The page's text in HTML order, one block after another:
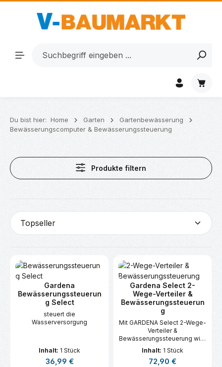
Zum Hauptinhalt springen
Du bist hier: Home Garten
Gartenbewässerung
Bewässerungscomputer & Bewässerungssteuerung
Produkte filtern
Gardena
Bewässerungssteuerun
g Select
steuert die
Wasserversorgung
Inhalt: 1 Stück
Regulärer Preis:
36,99 €
Gardena Select 2-
Wege-Verteiler &
Bewässerungssteuerun
g
Mit GARDENA Select 2-Wege-
Verteiler &
Bewässerungssteuerung wird
Dein Garten zuverlässig und
komfortabel bewässert –
auch wenn Du nicht zuhause
Inhalt: 1 Stück
Regulärer Preis:
72,90 €